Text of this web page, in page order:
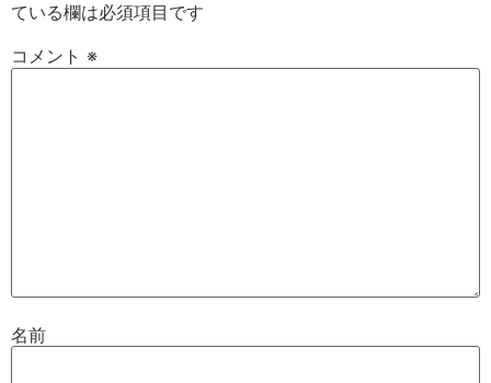
ている欄は必須項目です
コメント ※
名前